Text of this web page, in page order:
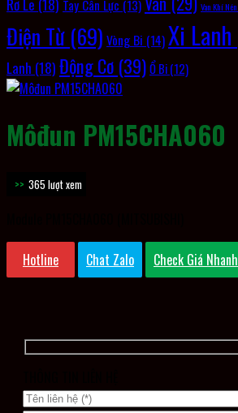
Tay Cân Lực (13) Van Khí Nén
Điện Từ (69) Vòng Bi (14)Xi Lanh
Lanh (18)Động Cơ (39)Ổ Bi(12)
Môđun PM15CHA060
365 lượt xem
Hotline Chat Zalo Check Giá Nhanh